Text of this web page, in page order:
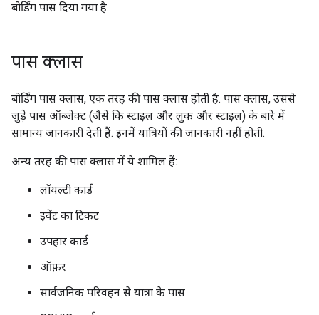
बोर्डिंग पास दिया गया है.
पास क्लास
बोर्डिंग पास क्लास, एक तरह की पास क्लास होती है. पास क्लास, उससे
जुड़े पास ऑब्जेक्ट (जैसे कि स्टाइल और लुक और स्टाइल) के बारे में
सामान्य जानकारी देती हैं. इनमें यात्रियों की जानकारी नहीं होती.
अन्य तरह की पास क्लास में ये शामिल हैं:
लॉयल्टी कार्ड
इवेंट का टिकट
उपहार कार्ड
ऑफ़र
सार्वजनिक परिवहन से यात्रा के पास